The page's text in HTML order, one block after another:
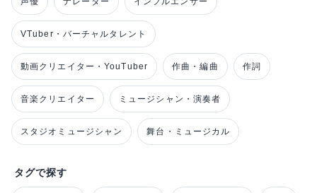
VTuber・バーチャルタレント
動画クリエイター・YouTuber 作曲・編曲 作詞
音楽クリエイター ミュージシャン・演奏者
スタジオミュージシャン 舞台・ミュージカル
タグで探す